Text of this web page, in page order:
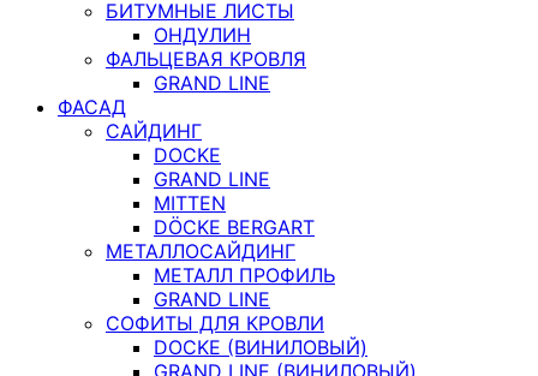
БИТУМНЫЕ ЛИСТЫ
ОНДУЛИН
ФАЛЬЦЕВАЯ КРОВЛЯ
GRAND LINE
ФАСАД
САЙДИНГ
DOCKE
GRAND LINE
MITTEN
DÖCKE BERGART
МЕТАЛЛОСАЙДИНГ
МЕТАЛЛ ПРОФИЛЬ
GRAND LINE
СОФИТЫ ДЛЯ КРОВЛИ
DOCKE (ВИНИЛОВЫЙ)
GRAND LINE (ВИНИЛОВЫЙ)